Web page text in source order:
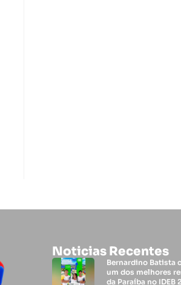
Noticias Recentes
Bernardino Batista
um dos melhores
da Paraíba no IDEB